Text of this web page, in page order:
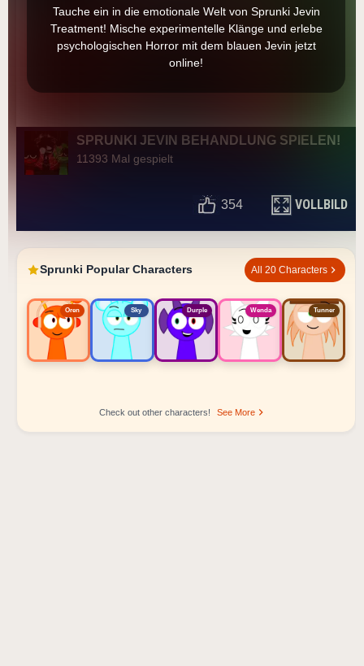
Tauche ein in die emotionale Welt von Sprunki Jevin
Treatment! Mische experimentelle Klänge und erlebe
psychologischen Horror mit dem blauen Jevin jetzt
online!
SPRUNKI JEVIN BEHANDLUNG SPIELEN!
11393 Mal gespielt
354 VOLLBILD
Sprunki Popular Characters All 20 Characters
Oren Sky Durple Wenda Tunner
Check out other characters! See More
Sprunki Popular Character Ranking